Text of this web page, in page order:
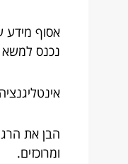
אסוף מידע
נכנס
הבן את
ומרוכזים.